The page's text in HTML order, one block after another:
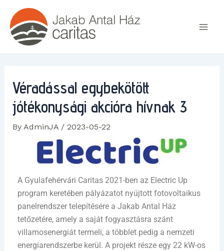
content
Véradással egybekötött
jótékonysági akcióra hívnak 3
By AdminJA / 2023-05-22
A Gyulafehérvári Caritas 2021-ben az Electric Up
program keretében pályázatot nyújtott fotovoltaikus
panelrendszer telepítésére a Jakab Antal Ház
tetőzetére, amely a saját fogyasztásra szánt
villamosenergiát termeli, a többlet pedig a nemzeti
energiarendszerbe kerül. A projekt része egy 22 kW-os
Post
navigation